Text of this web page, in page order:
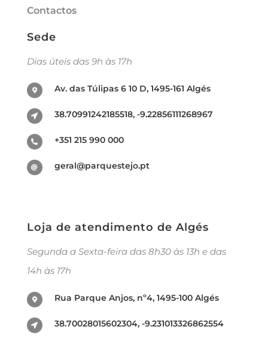
Contactos
Sede
Dias úteis das 9h às 17h
Av. das Túlipas 6 10 D, 1495-161 Algés
38.70991242185518, -9.22856111268967
+351 215 990 000
geral@parquestejo.pt
Loja de atendimento de Algés
Segunda a Sexta-feira das 8h30 às 13h e das
14h às 17h
Rua Parque Anjos, nº4, 1495-100 Algés
38.70028015602304, -9.231013326862554